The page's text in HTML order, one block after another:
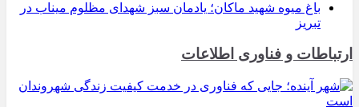
باغ میوه شهید ماکان؛ یادمان سبز شهدای مظلوم میناب در
تبریز
ارتباطات و فناوری اطلاعات